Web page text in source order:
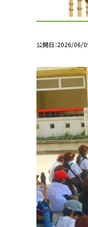
公開日 2026/06/